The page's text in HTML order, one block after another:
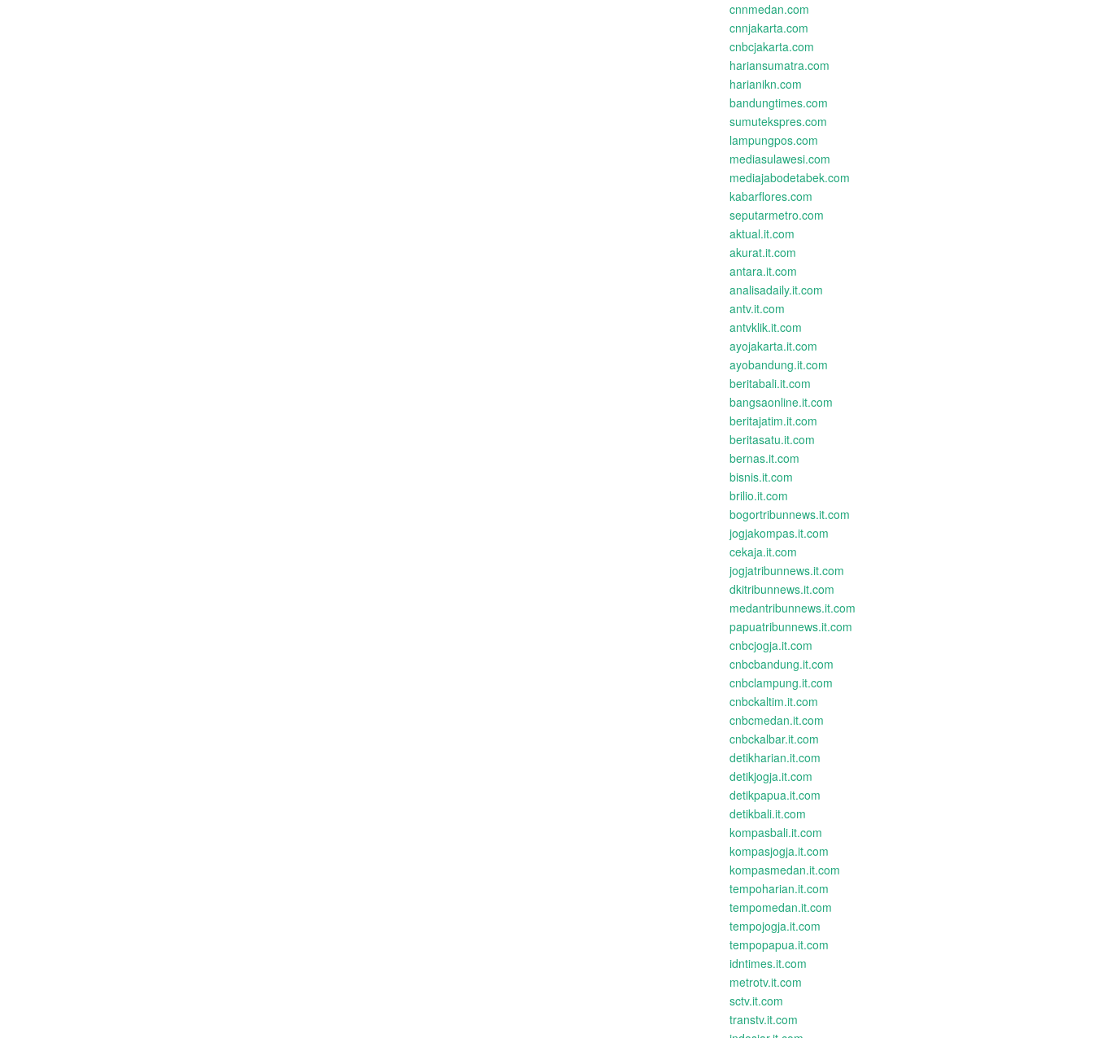
cnnmedan.com
cnnjakarta.com
cnbcjakarta.com
hariansumatra.com
harianikn.com
bandungtimes.com
sumutekspres.com
lampungpos.com
mediasulawesi.com
mediajabodetabek.com
kabarflores.com
seputarmetro.com
aktual.it.com
akurat.it.com
antara.it.com
analisadaily.it.com
antv.it.com
antvklik.it.com
ayojakarta.it.com
ayobandung.it.com
beritabali.it.com
bangsaonline.it.com
beritajatim.it.com
beritasatu.it.com
bernas.it.com
bisnis.it.com
brilio.it.com
bogortribunnews.it.com
jogjakompas.it.com
cekaja.it.com
jogjatribunnews.it.com
dkitribunnews.it.com
medantribunnews.it.com
papuatribunnews.it.com
cnbcjogja.it.com
cnbcbandung.it.com
cnbclampung.it.com
cnbckaltim.it.com
cnbcmedan.it.com
cnbckalbar.it.com
detikharian.it.com
detikjogja.it.com
detikpapua.it.com
detikbali.it.com
kompasbali.it.com
kompasjogja.it.com
kompasmedan.it.com
tempoharian.it.com
tempomedan.it.com
tempojogja.it.com
tempopapua.it.com
idntimes.it.com
metrotv.it.com
sctv.it.com
transtv.it.com